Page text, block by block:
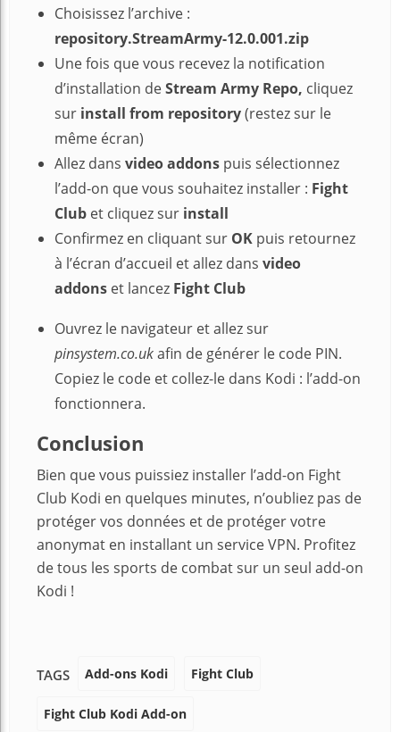
Choisissez l’archive :
repository.StreamArmy-12.0.001.zip
Une fois que vous recevez la notification
d’installation deStream Army Repo, cliquez
sur install from repository(restez sur le
même écran)
Allez dans video addons puis sélectionnez
l’add-on que vous souhaitez installer : Fight
Club et cliquez sur install
Confirmez en cliquant sur OK puis retournez
à l’écran d’accueil et allez dans video
addons et lancez Fight Club
Ouvrez le navigateur et allez sur
pinsystem.co.ukafin de générer le code PIN.
Copiez le code et collez-le dans Kodi : l’add-on
fonctionnera.
Conclusion
Bien que vous puissiez installer l’add-on Fight
Club Kodi en quelques minutes, n’oubliez pas de
protéger vos données et de protéger votre
anonymat en installant un service VPN. Profitez
de tous les sports de combat sur un seul add-on
Kodi !
TAGS Add-ons Kodi Fight Club
Fight Club Kodi Add-on